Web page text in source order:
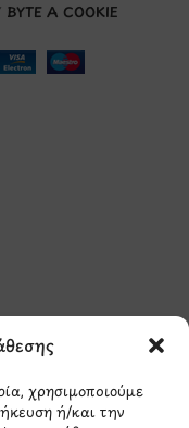
χρησιμοποιούμε
ή/και την
BYTE A COOKIE